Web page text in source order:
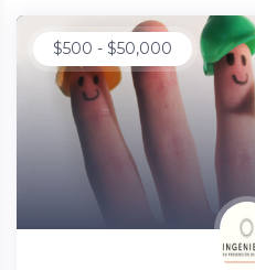
$500 - $50,000